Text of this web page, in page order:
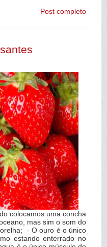
Post completo
colocamos uma concha
mas sim o som do
- O ouro é o único
estando enterrado no